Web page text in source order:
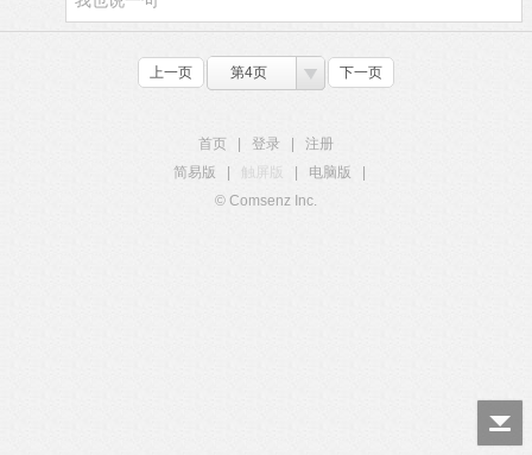
上一页 第4页 下一页
首页 登录
注册
简易版
触屏版 电脑版
© Comsenz Inc.